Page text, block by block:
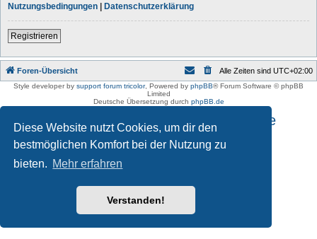
Diese Website nutzt Cookies, um dir den
bestmöglichen Komfort bei der Nutzung zu
bieten. Mehr erfahren
Verstanden!
Nutzungsbedingungen | Datenschutzerklärung
Registrieren
Foren-Übersicht Alle Zeiten sind UTC+02:00
Style developer by support forum tricolor, Powered by phpBB® Forum Software © phpBB
Limited
Deutsche Übersetzung durch phpBB.de
Impressum und Datenschutzhinweise